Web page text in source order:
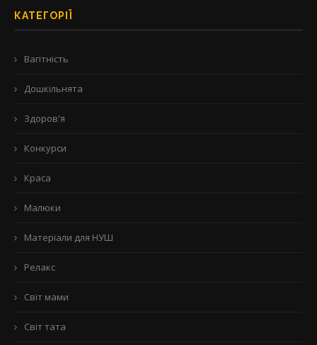
КАТЕГОРІЇ
Вагітність
Дошкільнята
Здоров'я
Конкурси
Краса
Малюки
Матеріали для НУШ
Релакс
Світ мами
Світ тата